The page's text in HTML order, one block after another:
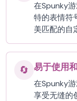
在Spunky
特的表情符
美匹配的自
🔄 易于使用
在Spunky
享受无缝的